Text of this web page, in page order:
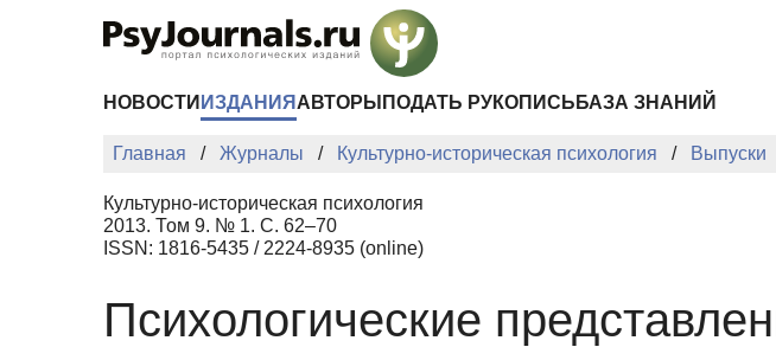
НОВОСТИ ИЗДАНИЯ АВТОРЫ ПОДАТЬ РУКОПИСЬ БАЗА ЗНАНИЙ
Главная Журналы Культурно-историческая психология Выпуски
Культурно-историческая психология
2013. Том 9. № 1. С. 62–70
ISSN: 1816-5435 / 2224-8935 (online)
Психологические